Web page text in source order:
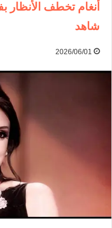
أنغام تخطف
شاهد
2026/06/01